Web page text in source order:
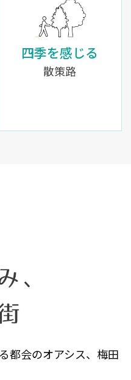
四季を感じる
散策路
都会のオアシス、梅田